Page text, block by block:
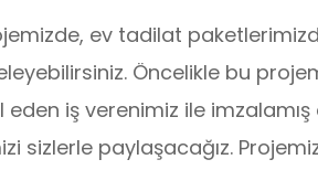
ev tadilat
Öncelikle bu
iş verenimiz ile
sizlerle paylaşacağız.